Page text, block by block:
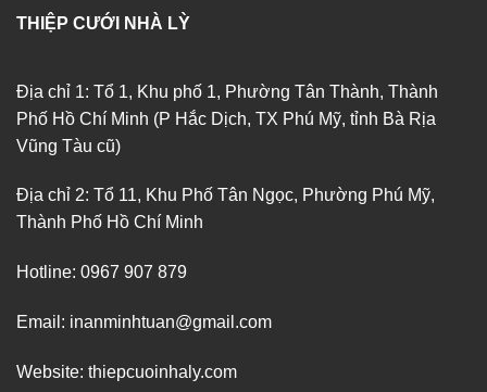
THIỆP CƯỚI NHÀ LỲ
Địa chỉ 1: Tổ 1, Khu phố 1, Phường Tân Thành, Thành
Phố Hồ Chí Minh (P Hắc Dịch, TX Phú Mỹ, tỉnh Bà Rịa
Vũng Tàu cũ)
Địa chỉ 2: Tổ 11, Khu Phố Tân Ngọc, Phường Phú Mỹ,
Thành Phố Hồ Chí Minh
Hotline: 0967 907 879
Email: inanminhtuan@gmail.com
Website: thiepcuoinhaly.com